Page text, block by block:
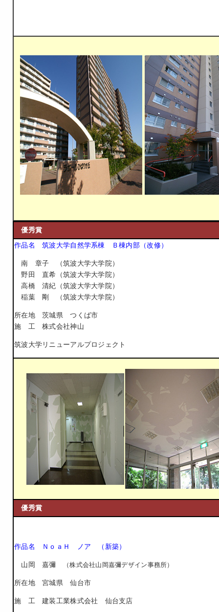
優秀賞
作品名 筑波大学自然学系棟 Ｂ棟内部（改修）
南 章子 （筑波大学大学院）
野田 直希（筑波大学大学院）
高橋 清紀（筑波大学大学院）
稲葉 剛 （筑波大学大学院）
所在地 茨城県 つくば市
施 工 株式会社神山
筑波大学リニューアルプロジェクト
優秀賞
作品名 ＮｏａＨ ノア （新築）
山岡 嘉彌 （株式会社山岡嘉彌デザイン事務所）
所在地 宮城県 仙台市
施 工 建装工業株式会社 仙台支店